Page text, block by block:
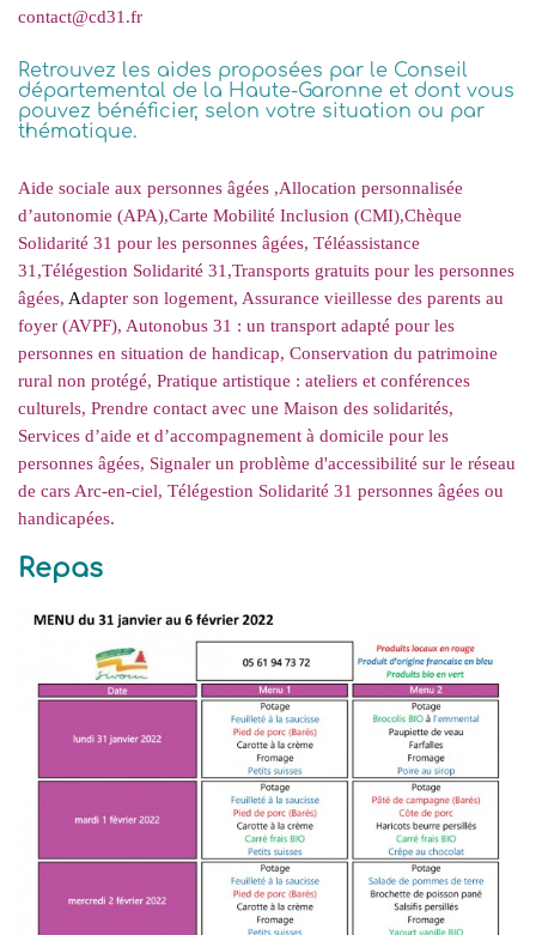
contact@cd31.fr
Retrouvez les aides proposées par le Conseil
départemental de la Haute-Garonne et dont vous
pouvez bénéficier, selon votre situation ou par
thématique.
Aide sociale aux personnes âgées ,Allocation personnalisée
d’autonomie (APA),Carte Mobilité Inclusion (CMI),Chèque
Solidarité 31 pour les personnes âgées, Téléassistance
31,Télégestion Solidarité 31,Transports gratuits pour les personnes
âgées, Adapter son logement, Assurance vieillesse des parents au
foyer (AVPF), Autonobus 31 : un transport adapté pour les
personnes en situation de handicap, Conservation du patrimoine
rural non protégé, Pratique artistique : ateliers et conférences
culturels, Prendre contact avec une Maison des solidarités,
Services d’aide et d’accompagnement à domicile pour les
personnes âgées, Signaler un problème d'accessibilité sur le réseau
de cars Arc-en-ciel, Télégestion Solidarité 31 personnes âgées ou
handicapées.
Repas